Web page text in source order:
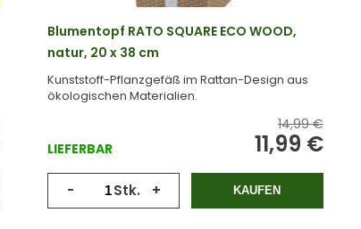
Blumentopf RATO SQUARE ECO WOOD,
natur, 20 x 38 cm
Kunststoff-Pflanzgefäß im Rattan-Design aus
ökologischen Materialien.
LIEFERBAR
14,99 €
11,99 €
- Stk. + KAUFEN